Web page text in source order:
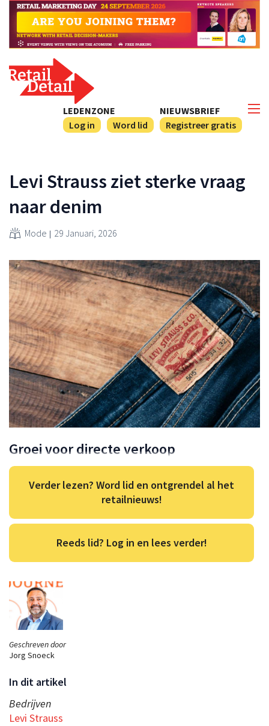
NIEUWSBRIEF
Registreer gratis
LEDENZONE
Log in
Word lid
Geschreven door
Jorg Snoeck
In dit artikel
Bedrijven
Levi Strauss
Levi Strauss ziet sterke vraag
naar denim
Mode 29 Januari, 2026
Groei voor directe verkoop
Verder lezen? Word lid en ontgrendel al het
retailnieuws!
Reeds lid? Log in en lees verder!